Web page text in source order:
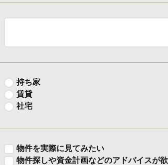
持ち家
賃貸
社宅
物件を実際に見てみたい
物件探しや資金計画などのアドバイスが